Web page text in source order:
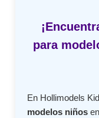
para
En Hollimodels
modelos niños